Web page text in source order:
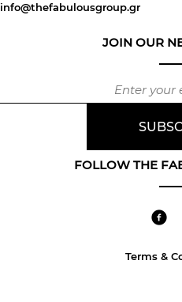
info@thefabulousgroup.gr
JOIN OUR
FOLLOW THE
Terms &